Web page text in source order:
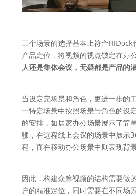
三个场景的选择基本上符合HiDock
产品定位，将视频的视点锁定在办
人还是集体会议，无疑都是产品的
当设定完场景和角色，更进一步的
一特定场景中按照场景与角色的设
的安排，如居家办公场景展示了简
骤，在远程线上会议的场景中展示
程，而在移动办公场景中则表现背
因此，构建众筹视频的结构需要做
户的精准定位，同时需要在不同场